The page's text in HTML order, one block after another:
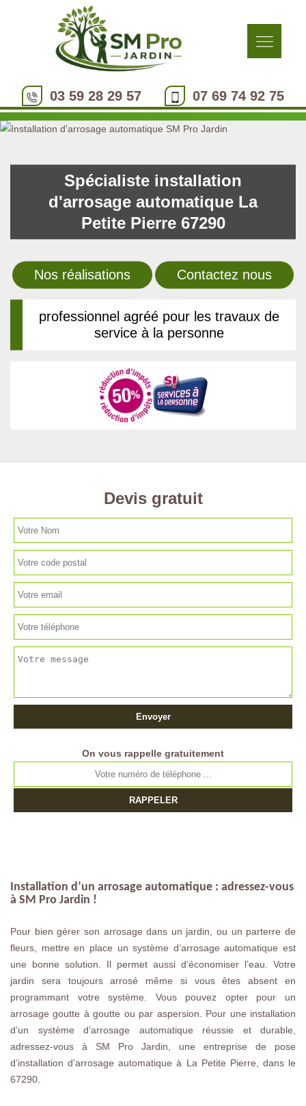
03 59 28 29 57 07 69 74 92 75
Spécialiste installation
d'arrosage automatique La
Petite Pierre 67290
Nos réalisations Contactez nous
professionnel agréé pour les travaux de
service à la personne
Devis gratuit
On vous rappelle gratuitement
Installation d’un arrosage automatique : adressez-vous
à SM Pro Jardin !
Pour bien gérer son arrosage dans un jardin, ou un parterre de
fleurs, mettre en place un système d’arrosage automatique est
une bonne solution. Il permet aussi d’économiser l’eau. Votre
jardin sera toujours arrosé même si vous êtes absent en
programmant votre système. Vous pouvez opter pour un
arrosage goutte à goutte ou par aspersion. Pour une installation
d’un système d’arrosage automatique réussie et durable,
adressez-vous à SM Pro Jardin, une entreprise de pose
d’installation d’arrosage automatique à La Petite Pierre, dans le
67290.